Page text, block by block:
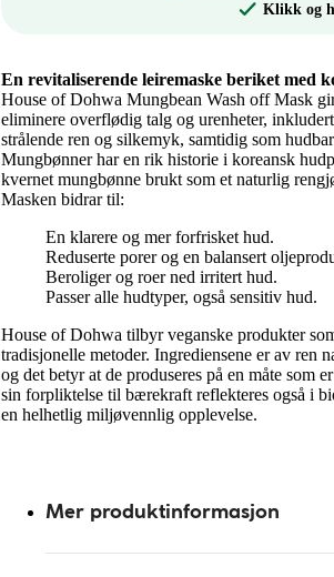
Klikk og
En revitaliserende leiremaske beriket med
House of Dohwa Mungbean Wash off Mask
eliminere overflødig talg og urenheter,
strålende ren og silkemyk, samtidig som
Mungbønner har en rik historie i koreansk
kvernet mungbønne brukt som et naturlig
Masken bidrar til:
En klarere og mer forfrisket hud.
Reduserte porer og en balansert
Beroliger og roer ned irritert hud.
Passer alle hudtyper, også sensitiv hud.
House of Dohwa tilbyr veganske produkter
tradisjonelle metoder. Ingrediensene er av ren
og det betyr at de produseres på en måte som
sin forpliktelse til bærekraft reflekteres også i
en helhetlig miljøvennlig opplevelse.
Mer produktinformasjon